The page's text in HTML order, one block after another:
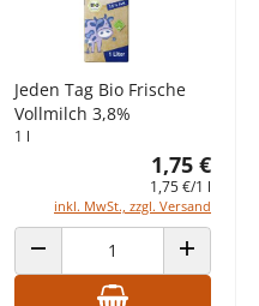
Jeden Tag Bio Frische
Vollmilch 3,8%
1 l
1,75 €
1,75 €/1 l
inkl. MwSt., zzgl. Versand
ANZAHL VERRINGERN ANZAHL